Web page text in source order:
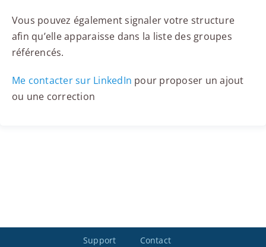
Vous pouvez également signaler votre structure
afin qu’elle apparaisse dans la liste des groupes
référencés.
Me contacter sur LinkedIn pour proposer un ajout
ou une correction
Support Contact